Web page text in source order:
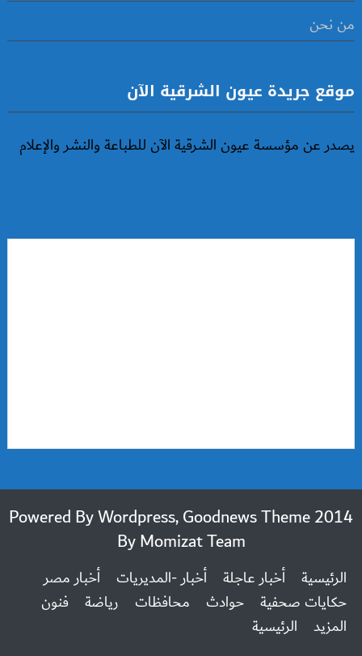
من نحن
موقع جريدة عيون الشرقية الآن
يصدر عن مؤسسة عيون الشرقية الآن للطباعة والنشر والإعلام
2014 Powered By Wordpress, Goodnews Theme
ByMomizat Team
الرئيسية أخبار عاجلة أخبار -المديريات
أخبار مصر
حكايات صحفية
حوادث محافظات رياضة
فنون
المزيد
الرئيسية